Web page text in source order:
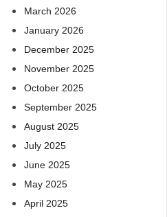
March 2026
January 2026
December 2025
November 2025
October 2025
September 2025
August 2025
July 2025
June 2025
May 2025
April 2025